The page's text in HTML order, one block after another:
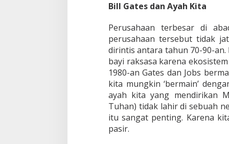
Bill Gates dan Ayah Kita
Perusahaan terbesar di
perusahaan tersebut tidak
dirintis antara tahun 70-90-an.
bayi raksasa karena
1980-an Gates dan Jobs
kita mungkin ‘bermain’
ayah kita yang mendirikan
Tuhan) tidak lahir di sebuah
itu sangat penting. Karena
pasir.